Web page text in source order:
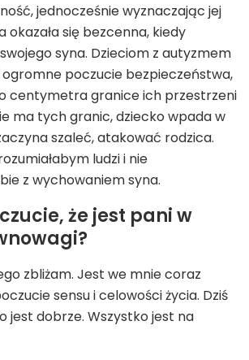
jednocześnie wyznaczając jej
okazała się bezcenna, kiedy
syna. Dzieciom z autyzmem
poczucie bezpieczeństwa,
centymetra granice ich przestrzeni
ma tych granic, dziecko wpada w
szaleć, atakować rodzica.
ludzi i nie
z wychowaniem syna.
że jest pani w
zbliżam. Jest we mnie coraz
sensu i celowości życia. Dziś
jest dobrze. Wszystko jest na